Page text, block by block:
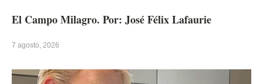
El Campo Milagro. Por: José Félix Lafaurie
7 agosto, 2026